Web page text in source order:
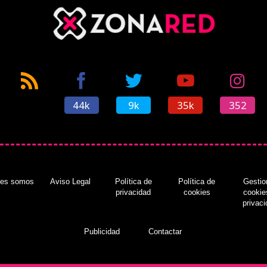
44k 9k 35k 352
somos Aviso Legal
Política de
privacidad
Política de
cookies
Publicidad Contactar